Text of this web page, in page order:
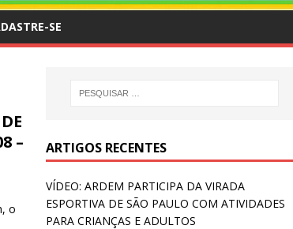
SE
–
o
ARTIGOS RECENTES
VÍDEO: ARDEM PARTICIPA DA VIRADA
ESPORTIVA DE SÃO PAULO COM ATIVIDADES
PARA CRIANÇAS E ADULTOS